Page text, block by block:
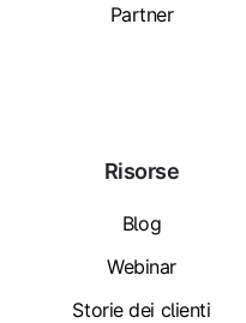
Partner
Risorse
Blog
Webinar
Storie dei clienti